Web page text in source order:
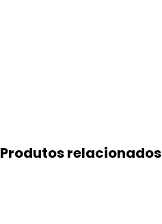
Produtos relacionados